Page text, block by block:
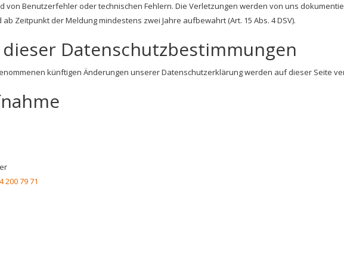
von Benutzerfehler oder technischen Fehlern. Die Verletzungen werden von uns
Zeitpunkt der Meldung mindestens zwei Jahre aufbewahrt (Art. 15 Abs. 4 DSV).
Datenschutzbestimmungen
künftigen Änderungen unserer Datenschutzerklärung werden auf dieser Seite
200 79 71